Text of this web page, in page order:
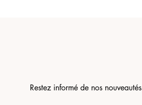
Restez informé de nos nouveautés